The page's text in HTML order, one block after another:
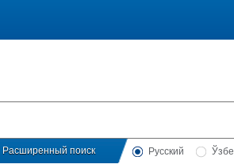
Расширенный поиск Русский